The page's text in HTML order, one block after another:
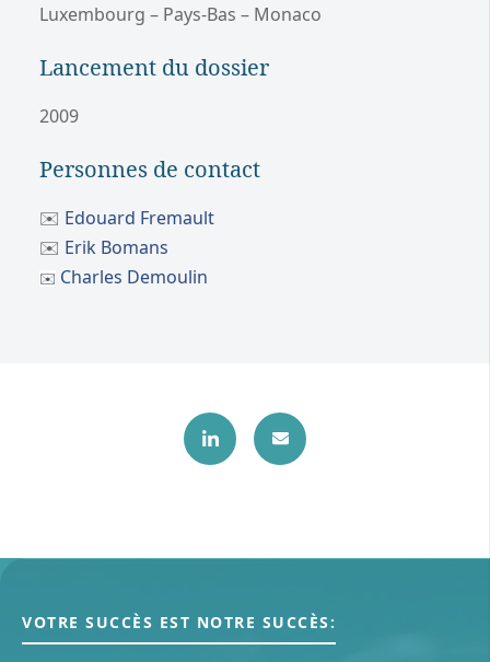
Luxembourg – Pays-Bas – Monaco
Lancement du dossier
2009
Personnes de contact
✉️ Edouard Fremault
✉️ Erik Bomans
✉️ Charles Demoulin
VOTRE SUCCÈS EST NOTRE SUCCÈS: